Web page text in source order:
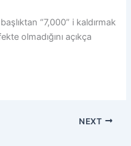
“7,000” i kaldırmak
olmadığını açıkça
NEXT